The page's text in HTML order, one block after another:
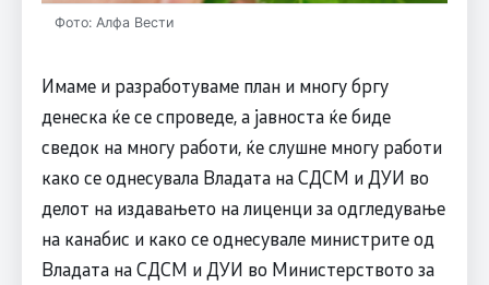
Фото: Алфа Вести
Имаме и разработуваме план и многу бргу
денеска ќе се спроведе, а јавноста ќе биде
сведок на многу работи, ќе слушне многу работи
како се однесувала Владата на СДСМ и ДУИ во
делот на издавањето на лиценци за одгледување
на канабис и како се однесувале министрите од
Владата на СДСМ и ДУИ во Министерството за